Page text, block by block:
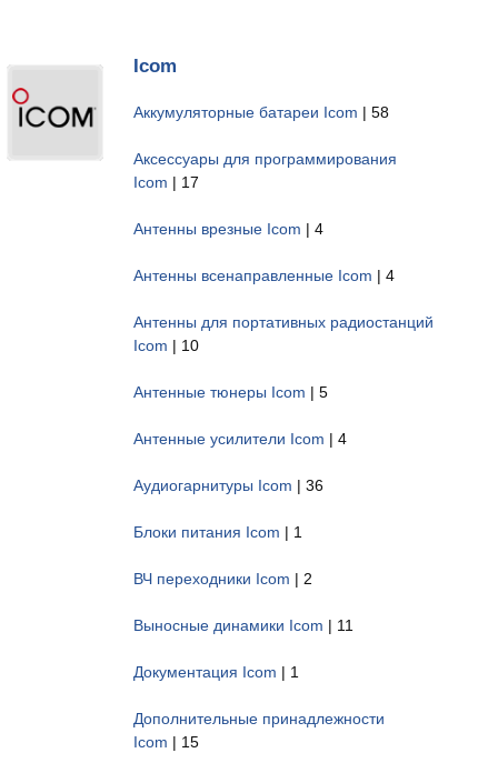
Icom
Аккумуляторные батареи Icom | 58
Аксессуары для программирования
Icom | 17
Антенны врезные Icom | 4
Антенны всенаправленные Icom | 4
Антенны для портативных радиостанций
Icom | 10
Антенные тюнеры Icom | 5
Антенные усилители Icom | 4
Аудиогарнитуры Icom | 36
Блоки питания Icom | 1
ВЧ переходники Icom | 2
Выносные динамики Icom | 11
Документация Icom | 1
Дополнительные принадлежности
Icom | 15